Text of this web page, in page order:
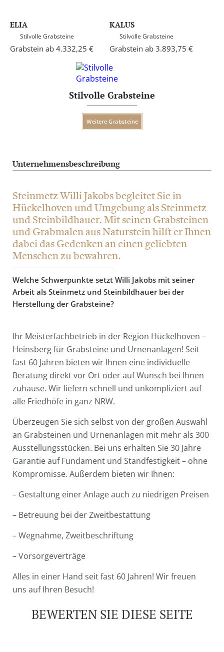
Stilvolle Grabsteine
Weitere Grabsteine
ELIA
Stilvolle Grabsteine
Grabstein ab 4.332,25 €
KALUS
Stilvolle Grabsteine
Grabstein ab 3.893,75 €
Unternehmensbeschreibung
Steinmetz Willi Jakobs begleitet Sie in
Hückelhoven und Umgebung als Steinmetz
und Steinbildhauer. Mit seinen Grabsteinen
und Grabmalen aus Naturstein hilft er Ihnen
dabei das Gedenken an einen geliebten
Menschen zu bewahren.
Welche Schwerpunkte setzt Willi Jakobs mit seiner
Arbeit als Steinmetz und Steinbildhauer bei der
Herstellung der Grabsteine?
Ihr Meisterfachbetrieb in der Region Hückelhoven –
Heinsberg für Grabsteine und Urnenanlagen! Seit
fast 60 Jahren bieten wir Ihnen eine individuelle
Beratung direkt vor Ort oder auf Wunsch bei Ihnen
zuhause. Wir liefern schnell und unkompliziert auf
alle Friedhöfe in ganz NRW.
Überzeugen Sie sich selbst von der großen Auswahl
an Grabsteinen und Urnenanlagen mit mehr als 300
Ausstellungsstücken. Bei uns erhalten Sie 30 Jahre
Garantie auf Fundament und Standfestigkeit – ohne
Kompromisse. Außerdem bieten wir Ihnen:
– Gestaltung einer Anlage auch zu niedrigen Preisen
– Betreuung bei der Zweitbestattung
– Wegnahme, Zweitbeschriftung
– Vorsorgeverträge
Alles in einer Hand seit fast 60 Jahren! Wir freuen
uns auf Ihren Besuch!
BEWERTEN SIE DIESE SEITE